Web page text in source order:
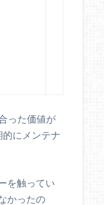
った価値が
にメンテナ
を触ってい
かったの